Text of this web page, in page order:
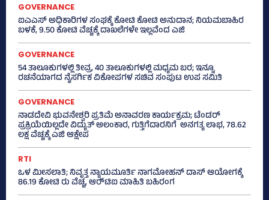
GOVERNANCE
ಐಎಎಸ್‌ ಅಧಿಕಾರಿಗಳ ಸಂಘಕ್ಕೆ ಕೋಟಿ ಕೋಟಿ ಅನುದಾನ; ನಿಯಮಬಾಹಿರ
ಬಳಕೆ, 9.50 ಕೋಟಿ ವೆಚ್ಚಕ್ಕೆ ದಾಖಲೆಗಳೇ ಇಲ್ಲವೆಂದ ಎಜಿ
GOVERNANCE
54 ತಾಲೂಕುಗಳಲ್ಲಿ ತೀವ್ರ, 40 ತಾಲೂಕುಗಳಲ್ಲಿ ಮಧ್ಯಮ ಬರ; ಇನ್ನೂ
ರಚನೆಯಾಗದ ನೈಸರ್ಗಿಕ ವಿಕೋಪಗಳ ಸಚಿವ ಸಂಪುಟ ಉಪ ಸಮಿತಿ
GOVERNANCE
ನಾಡದೇವಿ ಭುವನೇಶ್ವರಿ ಪ್ರತಿಮೆ ಅನಾವರಣ ಕಾರ್ಯಕ್ರಮ; ಟೆಂಡರ್
ಪ್ರಕ್ರಿಯೆಯಿಲ್ಲದೇ ವಿದ್ಯುತ್‌ ಅಲಂಕಾರ, ಗುತ್ತಿಗೆದಾರನಿಗೆ ಅನಗತ್ಯ ಲಾಭ, 78.62
ಲಕ್ಷ ವೆಚ್ಚಕ್ಕೆ ಎಜಿ ಆಕ್ಷೇಪ
RTI
ಒಳ ಮೀಸಲಾತಿ; ನಿವೃತ್ತ ನ್ಯಾಯಮೂರ್ತಿ ನಾಗಮೋಹನ್ ದಾಸ್ ಆಯೋಗಕ್ಕೆ
86.19 ಕೋಟಿ ರು ವೆಚ್ಚ, ಆರ್‍‌ಟಿಐ ಮಾಹಿತಿ ಬಹಿರಂಗ